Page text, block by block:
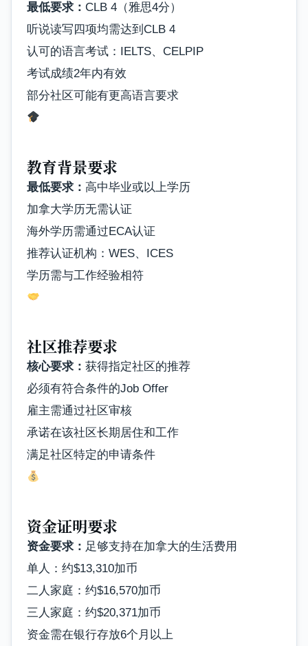
最低要求： CLB 4（雅思4分）
听说读写四项均需达到CLB 4
认可的语言考试：IELTS、CELPIP
考试成绩2年内有效
部分社区可能有更高语言要求
教育背景要求
最低要求： 高中毕业或以上学历
加拿大学历无需认证
海外学历需通过ECA认证
推荐认证机构：WES、ICES
学历需与工作经验相符
社区推荐要求
核心要求： 获得指定社区的推荐
必须有符合条件的Job Offer
雇主需通过社区审核
承诺在该社区长期居住和工作
满足社区特定的申请条件
资金证明要求
资金要求： 足够支持在加拿大的生活费用
单人：约$13,310加币
二人家庭：约$16,570加币
三人家庭：约$20,371加币
资金需在银行存放6个月以上